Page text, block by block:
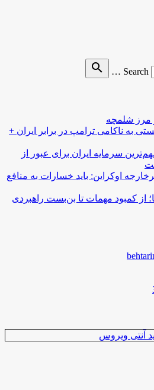
Search …
search
مرز شلمچه
به ناکامی ترامپ در برابر ایران +
سرمایه ایران برای عبور از
اوکراین: باید خسارات به منافع
از کمبود مهمات تا بن‌بست راهبردی
آنتی ویروس